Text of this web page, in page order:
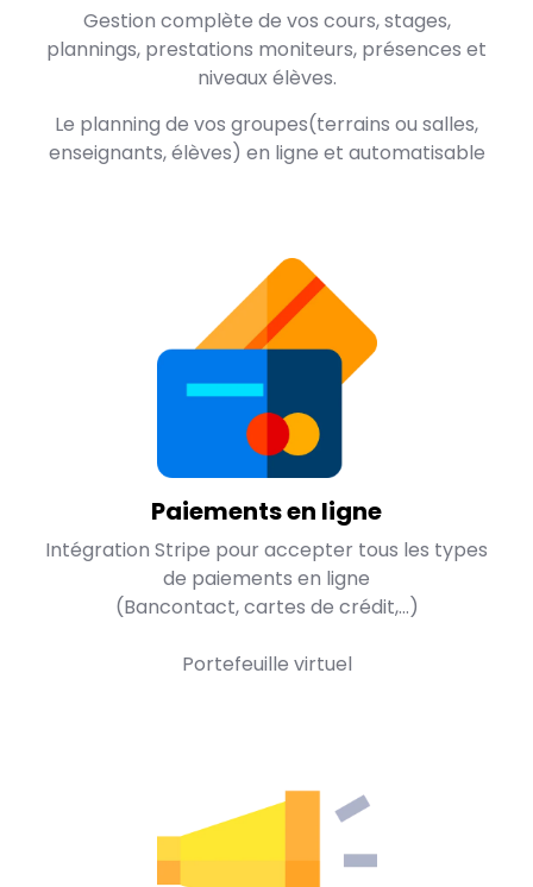
Gestion complète de vos cours, stages,
plannings, prestations moniteurs, présences et
niveaux élèves.
Le planning de vos groupes(terrains ou salles,
enseignants, élèves) en ligne et automatisable
Paiements en ligne
Intégration Stripe pour accepter tous les types
de paiements en ligne
(Bancontact, cartes de crédit,...)
Portefeuille virtuel